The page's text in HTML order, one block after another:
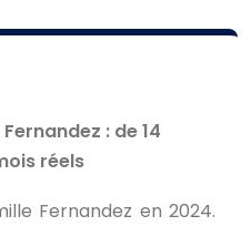
: de 14
réels
Fernandez en 2024.